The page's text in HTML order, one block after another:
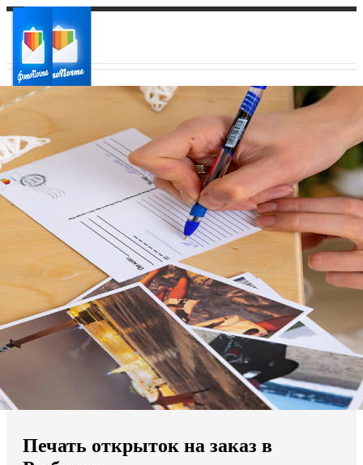
Ваш город:
Ваш регион доставки
Выберите из списка:
Мы доставляем по всему миру
Продолжить без города
Печать открыток на заказ в